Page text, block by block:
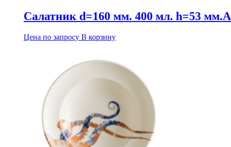
Салатник d=160 мм. 400 мл. h=53
Цена по запросу В корзину